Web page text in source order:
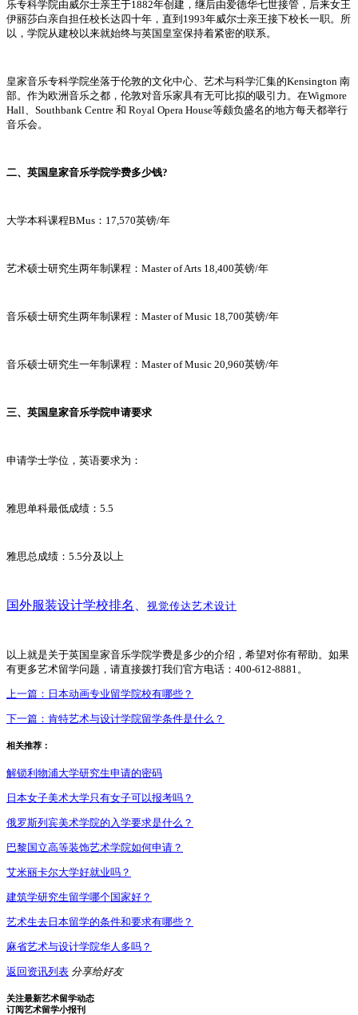
乐专科学院由威尔士亲王于1882年创建，继后由爱德华七世接管，后来女王
伊丽莎白亲自担任校长达四十年，直到1993年威尔士亲王接下校长一职。所
以，学院从建校以来就始终与英国皇室保持着紧密的联系。
皇家音乐专科学院坐落于伦敦的文化中心、艺术与科学汇集的Kensington 南
部。作为欧洲音乐之都，伦敦对音乐家具有无可比拟的吸引力。在Wigmore
Hall、Southbank Centre 和 Royal Opera House等颇负盛名的地方每天都举行
音乐会。
二、英国皇家音乐学院学费多少钱?
大学本科课程BMus：17,570英镑/年
艺术硕士研究生两年制课程：Master of Arts 18,400英镑/年
音乐硕士研究生两年制课程：Master of Music 18,700英镑/年
音乐硕士研究生一年制课程：Master of Music 20,960英镑/年
三、英国皇家音乐学院申请要求
申请学士学位，英语要求为：
雅思单科最低成绩：5.5
雅思总成绩：5.5分及以上
国外服装设计学校排名 视觉传达艺术设计
以上就是关于英国皇家音乐学院学费是多少的介绍，希望对你有帮助。如果
有更多艺术留学问题，请直接拨打我们官方电话：400-612-8881。
上一篇： 日本动画专业留学院校有哪些？
下一篇： 肯特艺术与设计学院留学条件是什么？
相关推荐：
解锁利物浦大学研究生申请的密码
日本女子美术大学只有女子可以报考吗？
俄罗斯列宾美术学院的入学要求是什么？
巴黎国立高等装饰艺术学院如何申请？
艾米丽卡尔大学好就业吗？
建筑学研究生留学哪个国家好？
艺术生去日本留学的条件和要求有哪些？
麻省艺术与设计学院华人多吗？
返回资讯列表 分享给好友
关注最新艺术留学动态
订阅艺术留学小报刊